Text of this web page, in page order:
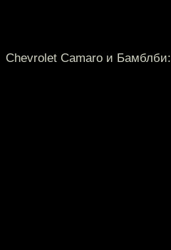
Chevrolet Camaro и Бамблби: